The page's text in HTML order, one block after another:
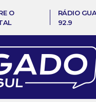
O
RÁDIO
92.9